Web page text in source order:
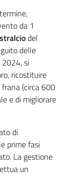
da 1
del
delle
si
ricostituire
(circa 600
e di migliorare
di
prime fasi
La gestione
un